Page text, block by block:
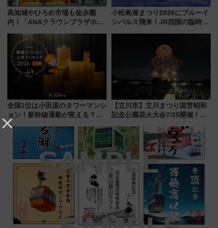
高知城やひろめ市場も徒歩圏
内！「ANAクラウンプラザホテ
小松島港まつり2026にブルーイ
ンパルス飛来！JR四国の臨時ダ
全国1位は小田原のタワーマンシ
ョン！新幹線通勤が変える？
「住みたい街」の最新トレンド
【新築マンション人気ランキン
【立川市】立川まつり国営昭和
記念公園花火大会7/25開催！
混雑に要注意、その理由は